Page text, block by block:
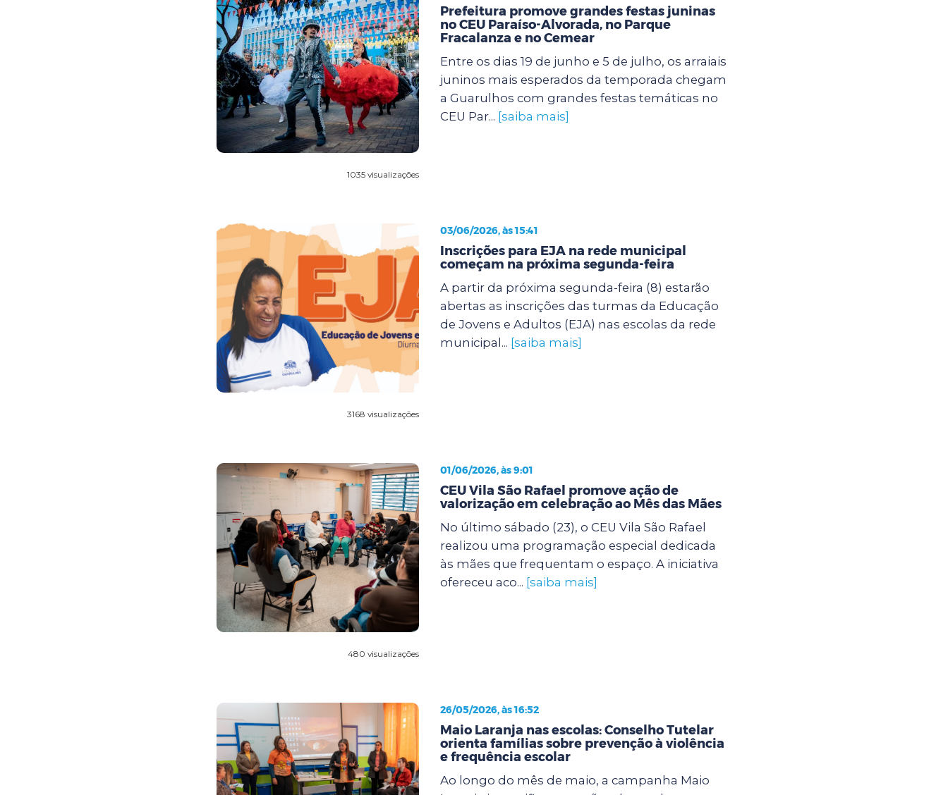
1035 visualizações
Prefeitura promove grandes festas juninas
no CEU Paraíso-Alvorada, no Parque
Fracalanza e no Cemear
Entre os dias 19 de junho e 5 de julho, os arraiais
juninos mais esperados da temporada chegam
a Guarulhos com grandes festas temáticas no
CEU Par... [saiba mais]
3168 visualizações
03/06/2026, às 15:41
Inscrições para EJA na rede municipal
começam na próxima segunda-feira
A partir da próxima segunda-feira (8) estarão
abertas as inscrições das turmas da Educação
de Jovens e Adultos (EJA) nas escolas da rede
municipal... [saiba mais]
480 visualizações
01/06/2026, às 9:01
CEU Vila São Rafael promove ação de
valorização em celebração ao Mês das Mães
No último sábado (23), o CEU Vila São Rafael
realizou uma programação especial dedicada
às mães que frequentam o espaço. A iniciativa
ofereceu aco... [saiba mais]
26/05/2026, às 16:52
Maio Laranja nas escolas: Conselho Tutelar
orienta famílias sobre prevenção à violência
e frequência escolar
Ao longo do mês de maio, a campanha Maio